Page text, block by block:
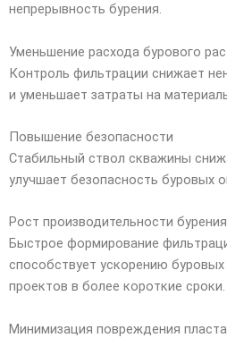
непрерывность бурения.
Уменьшение расхода бурового
Контроль фильтрации снижает
и уменьшает затраты на
Повышение безопасности
Стабильный ствол скважины
улучшает безопасность буровых
Рост производительности бурения
Быстрое формирование
способствует ускорению
проектов в более короткие сроки.
Минимизация повреждения пласта